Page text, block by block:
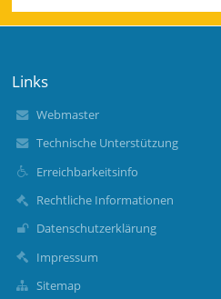
Links
Webmaster
Technische Unterstützung
Erreichbarkeitsinfo
Rechtliche Informationen
Datenschutzerklärung
Impressum
Sitemap